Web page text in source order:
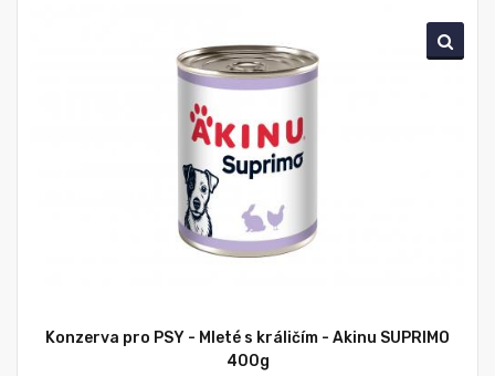
Konzerva pro PSY - Mleté s králičím - Akinu SUPRIMO
400g